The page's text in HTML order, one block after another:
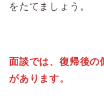
をたてましょう。
面談では、復帰後の
があります。